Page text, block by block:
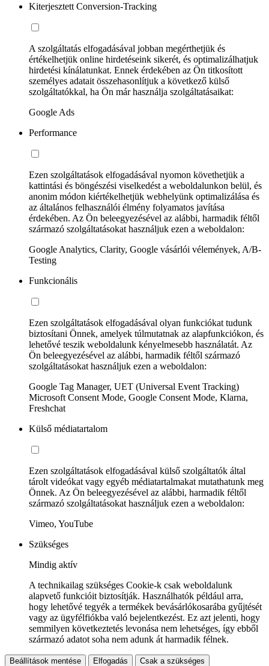
Kiterjesztett Conversion-Tracking
A szolgáltatás elfogadásával jobban megérthetjük és
értékelhetjük online hirdetéseink sikerét, és optimalizálhatjuk
hirdetési kínálatunkat. Ennek érdekében az Ön titkosított
személyes adatait összehasonlítjuk a következő külső
szolgáltatókkal, ha Ön már használja szolgáltatásaikat:
Google Ads
Performance
Ezen szolgáltatások elfogadásával nyomon követhetjük a
kattintási és böngészési viselkedést a weboldalunkon belül, és
anonim módon kiértékelhetjük webhelyünk optimalizálása és
az általános felhasználói élmény folyamatos javítása
érdekében. Az Ön beleegyezésével az alábbi, harmadik féltől
származó szolgáltatásokat használjuk ezen a weboldalon:
Google Analytics, Clarity, Google vásárlói vélemények, A/B-
Testing
Funkcionális
Ezen szolgáltatások elfogadásával olyan funkciókat tudunk
biztosítani Önnek, amelyek túlmutatnak az alapfunkciókon, és
lehetővé teszik weboldalunk kényelmesebb használatát. Az
Ön beleegyezésével az alábbi, harmadik féltől származó
szolgáltatásokat használjuk ezen a weboldalon:
Google Tag Manager, UET (Universal Event Tracking)
Microsoft Consent Mode, Google Consent Mode, Klarna,
Freshchat
Külső médiatartalom
Ezen szolgáltatások elfogadásával külső szolgáltatók által
tárolt videókat vagy egyéb médiatartalmakat mutathatunk meg
Önnek. Az Ön beleegyezésével az alábbi, harmadik féltől
származó szolgáltatásokat használjuk ezen a weboldalon:
Vimeo, YouTube
Szükséges
Mindig aktív
A technikailag szükséges Cookie-k csak weboldalunk
alapvető funkcióit biztosítják. Használhatók például arra,
hogy lehetővé tegyék a termékek bevásárlókosarába gyűjtését
vagy az ügyfélfiókba való bejelentkezést. Ez azt jelenti, hogy
semmilyen következtetés levonása nem lehetséges, így ebből
származó adatot soha nem adunk át harmadik félnek.
Beállítások mentése Elfogadás Csak a szükséges